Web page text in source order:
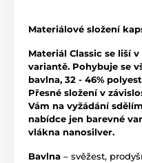
Materiálové složení
Materiál Classic se liší
variantě. Pohybuje se
bavlna, 32 - 46%
Přesné složení v
Vám na vyžádání
nabídce jen barevné
vlákna nanosilver.
Bavlna – svěžest,